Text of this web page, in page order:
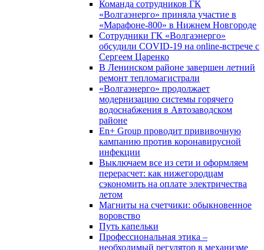
Команда сотрудников ГК
«Волгаэнерго» приняла участие в
«Марафоне-800» в Нижнем Новгороде
Сотрудники ГК «Волгаэнерго»
обсудили COVID-19 на online-встрече с
Сергеем Царенко
В Ленинском районе завершен летний
ремонт тепломагистрали
«Волгаэнерго» продолжает
модернизацию системы горячего
водоснабжения в Автозаводском
районе
En+ Group проводит прививочную
кампанию против коронавирусной
инфекции
Выключаем все из сети и оформляем
перерасчет: как нижегородцам
сэкономить на оплате электричества
летом
Магниты на счетчики: обыкновенное
воровство
Путь капельки
Профессиональная этика –
необходимый регулятор в механизме